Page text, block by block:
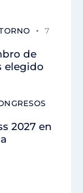
7
de
elegido
2027 en